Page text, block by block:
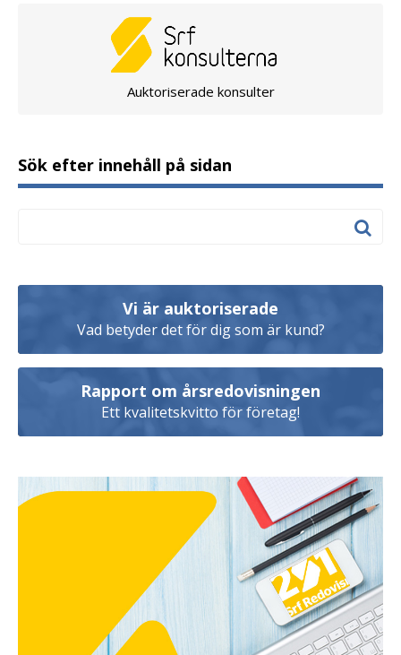
Auktoriserade konsulter
Sök efter innehåll på sidan
Vi är auktoriserade
Vad betyder det för dig som är kund?
Rapport om årsredovisningen
Ett kvalitetskvitto för företag!